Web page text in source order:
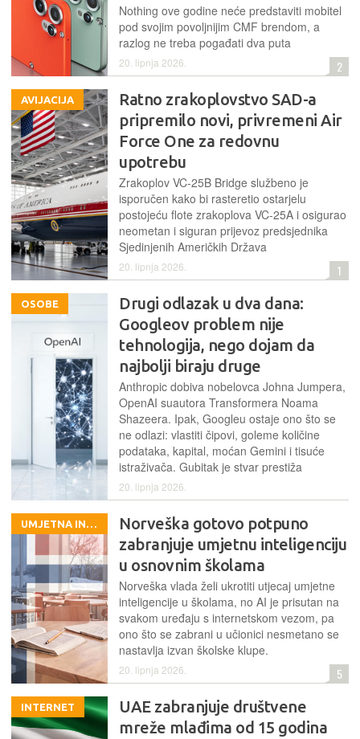
Nothing ove godine neće predstaviti mobitel
pod svojim povoljnijim CMF brendom, a
razlog ne treba pogađati dva puta
20. lipnja 2026. 2
AVIJACIJA
Ratno zrakoplovstvo SAD-a
pripremilo novi, privremeni Air
Force One za redovnu
upotrebu
Zrakoplov VC-25B Bridge službeno je
isporučen kako bi rasteretio ostarjelu
postojeću flote zrakoplova VC-25A i osigurao
neometan i siguran prijevoz predsjednika
Sjedinjenih Američkih Država
20. lipnja 2026. 1
OSOBE
Drugi odlazak u dva dana:
Googleov problem nije
tehnologija, nego dojam da
najbolji biraju druge
Anthropic dobiva nobelovca Johna Jumpera,
OpenAI suautora Transformera Noama
Shazeera. Ipak, Googleu ostaje ono što se
ne odlazi: vlastiti čipovi, goleme količine
podataka, kapital, moćan Gemini i tisuće
istraživača. Gubitak je stvar prestiža
20. lipnja 2026.
UMJETNA INTELIGENCIJA
Norveška gotovo potpuno
zabranjuje umjetnu inteligenciju
u osnovnim školama
Norveška vlada želi ukrotiti utjecaj umjetne
inteligencije u školama, no AI je prisutan na
svakom uređaju s internetskom vezom, pa
ono što se zabrani u učionici nesmetano se
nastavlja izvan školske klupe.
20. lipnja 2026. 5
INTERNET
UAE zabranjuje društvene
mreže mlađima od 15 godina